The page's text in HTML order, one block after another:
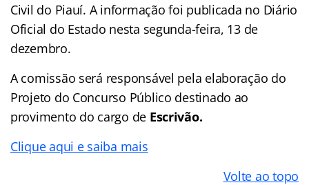
Civil do Piauí. A informação foi publicada no Diário
Oficial do Estado nesta segunda-feira, 13 de
dezembro.
A comissão será responsável pela elaboração do
Projeto do Concurso Público destinado ao
provimento do cargo de Escrivão.
Clique aqui e saiba mais
Volte ao topo